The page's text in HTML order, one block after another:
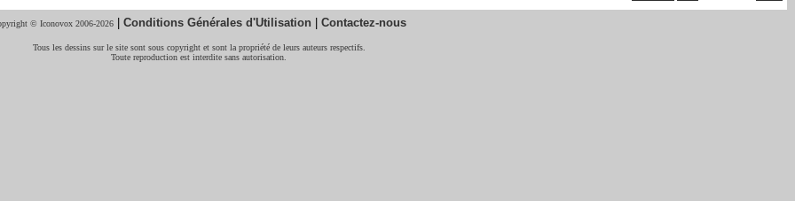
© Iconovox 2006-2026 | Conditions Générales d'Utilisation | Contactez-nous
Tous les dessins sur le site sont sous copyright et sont la propriété de leurs auteurs respectifs.
Toute reproduction est interdite sans autorisation.